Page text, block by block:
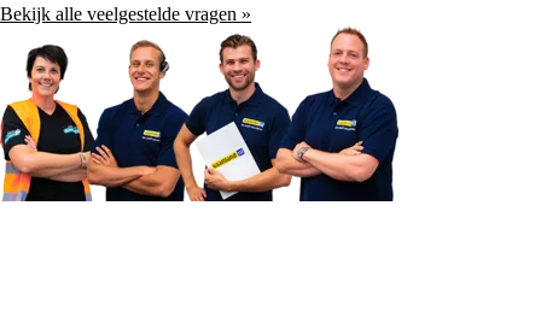
Bekijk alle veelgestelde vragen »